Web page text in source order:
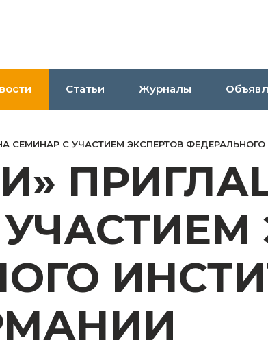
Статьи Журналы
СЕМИНАР С УЧАСТИЕМ ЭКСПЕРТОВ